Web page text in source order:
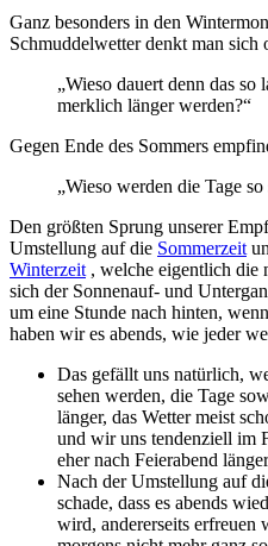
Ganz besonders in den
Schmuddelwetter denkt man sich
„Wieso dauert denn das so
merklich länger werden?“
Gegen Ende des Sommers
„Wieso werden die Tage
Den größten Sprung unserer
Umstellung auf die Sommerzeit
Winterzeit , welche eigentlich die
sich der Sonnenauf- und
um eine Stunde nach hinten,
haben wir es abends, wie jeder
Das gefällt uns natürlich,
sehen werden, die Tage
länger, das Wetter meist
und wir uns tendenziell im
eher nach Feierabend
Nach der Umstellung auf
schade, dass es abends
wird, andererseits erfreuen